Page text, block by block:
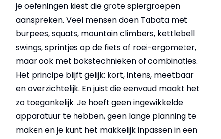
je oefeningen kiest die grote spiergroepen
aanspreken. Veel mensen doen Tabata met
burpees, squats, mountain climbers, kettlebell
swings, sprintjes op de fiets of roei-ergometer,
maar ook met bokstechnieken of combinaties.
Het principe blijft gelijk: kort, intens, meetbaar
en overzichtelijk. En juist die eenvoud maakt het
zo toegankelijk. Je hoeft geen ingewikkelde
apparatuur te hebben, geen lange planning te
maken en je kunt het makkelijk inpassen in een